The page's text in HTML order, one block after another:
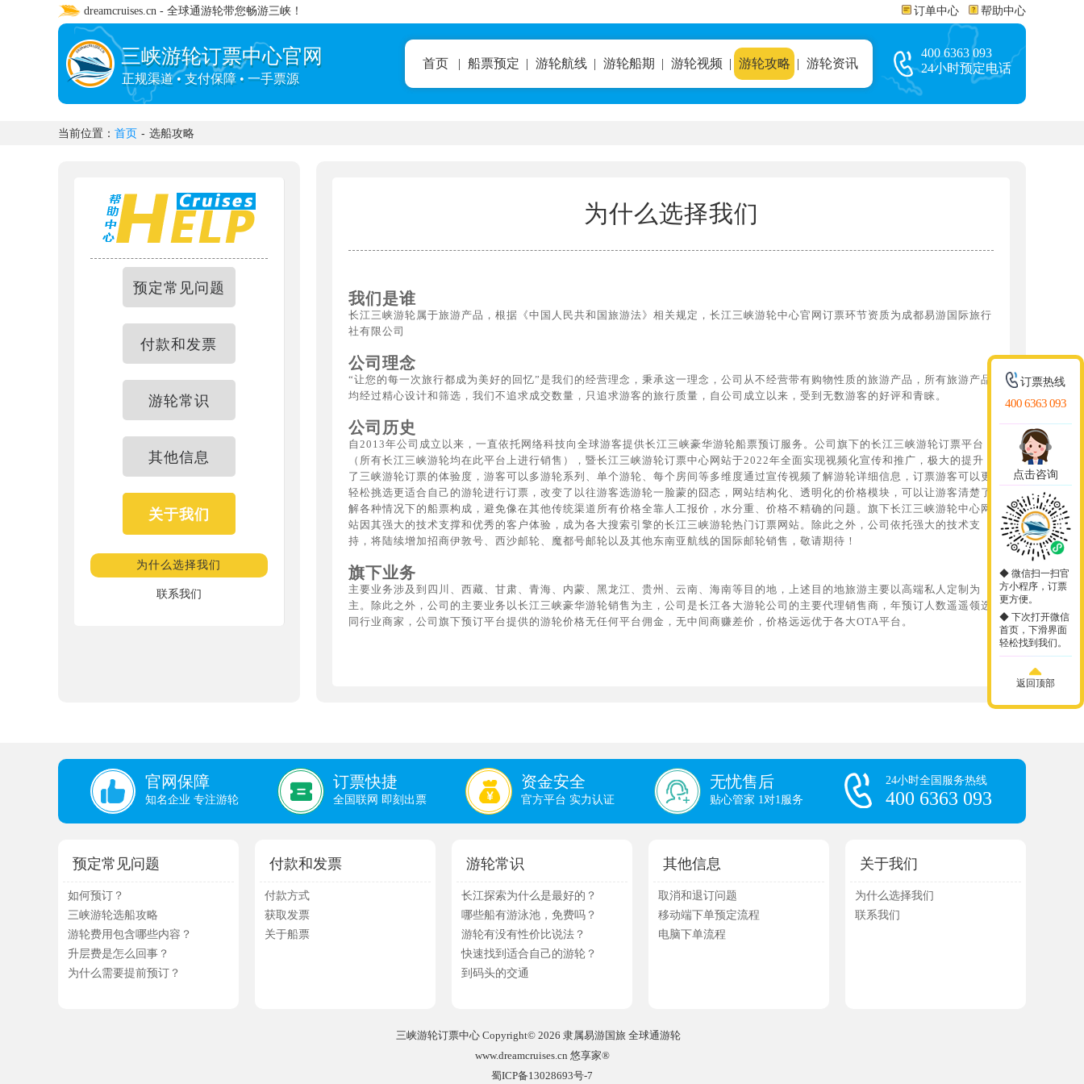
dreamcruises.cn - 全球通游轮带您畅游三峡！ 订单中心 帮助中心
三峡游轮订票中心官网
正规渠道 • 支付保障 • 一手票源
400 6363 093
24小时预定电话
首页 | 船票预定 | 游轮航线 | 游轮船期 | 游轮视频 | 游轮攻略 | 游轮资讯
当前位置： 首页 - 选船攻略
预定常见问题
付款和发票
游轮常识
其他信息
关于我们
为什么选择我们
联系我们
为什么选择我们
我们是谁
长江三峡游轮属于旅游产品，根据《中国人民共和国旅游法》相关规定，长江三峡游轮中心官网订票环节资质为成都易游国际旅行
社有限公司
公司理念
“让您的每一次旅行都成为美好的回忆”是我们的经营理念，秉承这一理念，公司从不经营带有购物性质的旅游产品，所有旅游产品
均经过精心设计和筛选，我们不追求成交数量，只追求游客的旅行质量，自公司成立以来，受到无数游客的好评和青睐。
公司历史
自2013年公司成立以来，一直依托网络科技向全球游客提供长江三峡豪华游轮船票预订服务。公司旗下的长江三峡游轮订票平台
（所有长江三峡游轮均在此平台上进行销售），暨长江三峡游轮订票中心网站于2022年全面实现视频化宣传和推广，极大的提升
了三峡游轮订票的体验度，游客可以多游轮系列、单个游轮、每个房间等多维度通过宣传视频了解游轮详细信息，订票游客可以更
轻松挑选更适合自己的游轮进行订票，改变了以往游客选游轮一脸蒙的囧态，网站结构化、透明化的价格模块，可以让游客清楚了
解各种情况下的船票构成，避免像在其他传统渠道所有价格全靠人工报价，水分重、价格不精确的问题。旗下长江三峡游轮中心网
站因其强大的技术支撑和优秀的客户体验，成为各大搜索引擎的长江三峡游轮热门订票网站。除此之外，公司依托强大的技术支
持，将陆续增加招商伊敦号、西沙邮轮、魔都号邮轮以及其他东南亚航线的国际邮轮销售，敬请期待！
旗下业务
主要业务涉及到四川、西藏、甘肃、青海、内蒙、黑龙江、贵州、云南、海南等目的地，上述目的地旅游主要以高端私人定制为
主。除此之外，公司的主要业务以长江三峡豪华游轮销售为主，公司是长江各大游轮公司的主要代理销售商，年预订人数遥遥领选
同行业商家，公司旗下预订平台提供的游轮价格无任何平台佣金，无中间商赚差价，价格远远优于各大OTA平台。
订票热线
400 6363 093
点击咨询
◆ 微信扫一扫官
方小程序，订票
更方便。
◆ 下次打开微信
首页，下滑界面
轻松找到我们。
返回顶部
官网保障
知名企业 专注游轮
订票快捷
全国联网 即刻出票
资金安全
官方平台 实力认证
无忧售后
贴心管家 1对1服务
24小时全国服务热线
400 6363 093
预定常见问题
如何预订？
三峡游轮选船攻略
游轮费用包含哪些内容？
升层费是怎么回事？
为什么需要提前预订？
付款和发票
付款方式
获取发票
关于船票
游轮常识
长江探索为什么是最好的？
哪些船有游泳池，免费吗？
游轮有没有性价比说法？
快速找到适合自己的游轮？
到码头的交通
其他信息
取消和退订问题
移动端下单预定流程
电脑下单流程
关于我们
为什么选择我们
联系我们
三峡游轮订票中心 Copyright© 2026 隶属易游国旅 全球通游轮
www.dreamcruises.cn 悠享家®
蜀ICP备13028693号-7